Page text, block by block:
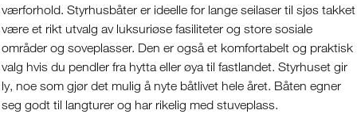
værforhold. Styrhusbåter er ideelle for lange seilaser til sjøs takket
være et rikt utvalg av luksuriøse fasiliteter og store sosiale
områder og soveplasser. Den er også et komfortabelt og praktisk
valg hvis du pendler fra hytta eller øya til fastlandet. Styrhuset gir
ly, noe som gjør det mulig å nyte båtlivet hele året. Båten egner
seg godt til langturer og har rikelig med stuveplass.